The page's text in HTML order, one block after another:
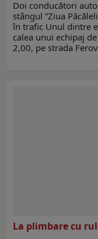
Doi conducători
stângul ”Ziua
în trafic Unul dintre
calea unui echipaj
2,00, pe strada
La plimbare cu